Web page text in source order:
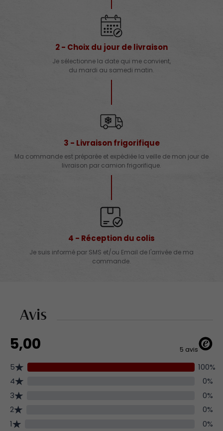
2 - Choix du jour de livraison
Je sélectionne la date qui me convient,
du mardi au samedi matin.
3 - Livraison frigorifique
Ma commande est préparée et expédiée la veille de mon jour de
livraison par camion frigorifique.
4 - Réception du colis
Je suis informé par SMS et/ou Email de l'arrivée de ma
commande.
Avis